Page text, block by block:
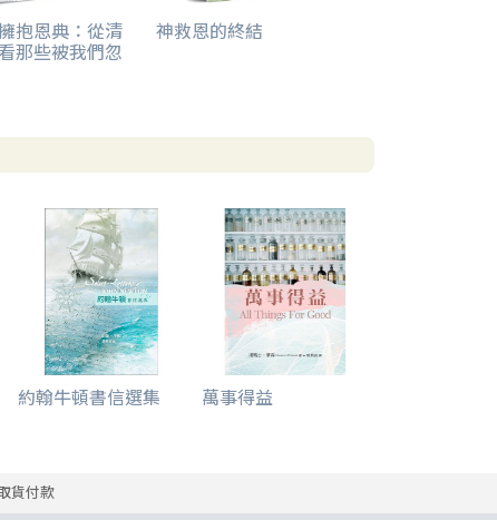
抱恩典：從清
那些被我們忽
神救恩的終結
約翰牛頓書信選集 萬事得益
貨付款